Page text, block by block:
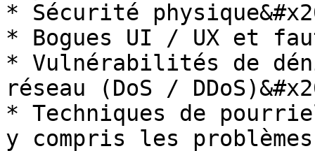
* Sécurité
* Bogues UI / UX et
* Vulnérabilités de
réseau (DoS /
* Techniques de
y compris les problèmes